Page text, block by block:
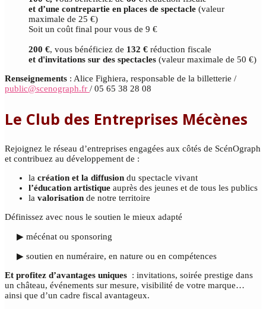
et d’une contrepartie en places de spectacle (valeur
maximale de 25 €)
Soit un coût final pour vous de 9 €
200 €, vous bénéficiez de 132 € réduction fiscale
et d'invitations sur des spectacles (valeur maximale de 50 €)
Renseignements : Alice Fighiera, responsable de la billetterie /
public@scenograph.fr / 05 65 38 28 08
Le Club des Entreprises Mécènes
Rejoignez le réseau d’entreprises engagées aux côtés de ScénOgraph
et contribuez au développement de :
la création et la diffusion du spectacle vivant
l’éducation artistique auprès des jeunes et de tous les publics
la valorisation de notre territoire
Définissez avec nous le soutien le mieux adapté
▶ mécénat ou sponsoring
▶ soutien en numéraire, en nature ou en compétences
Et profitez d’avantages uniques : invitations, soirée prestige dans
un château, événements sur mesure, visibilité de votre marque…
ainsi que d’un cadre fiscal avantageux.